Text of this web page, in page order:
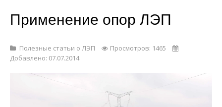
Применение опор ЛЭП
Полезные статьи о ЛЭП
Просмотров: 1465
Добавлено: 07.07.2014